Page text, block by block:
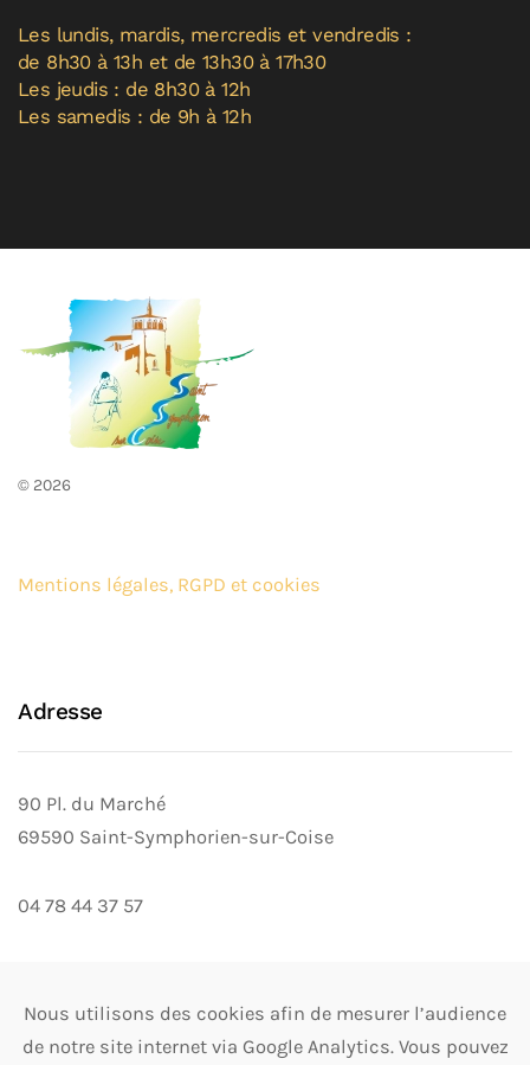
Les lundis, mardis, mercredis et vendredis :
de 8h30 à 13h et de 13h30 à 17h30
Les jeudis : de 8h30 à 12h
Les samedis : de 9h à 12h
© 2026
Mentions légales, RGPD et cookies
Adresse
90 Pl. du Marché
69590 Saint-Symphorien-sur-Coise
04 78 44 37 57
Suivre les actualités
Nous utilisons des cookies afin de mesurer l’audience
de notre site internet via Google Analytics. Vous pouvez